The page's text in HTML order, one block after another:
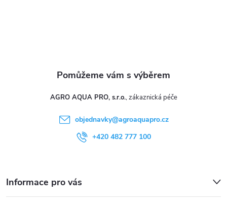
AGRO AQUA PRO, s.r.o.
objednavky@agroaquapro.cz
+420 482 777 100
Informace pro vás